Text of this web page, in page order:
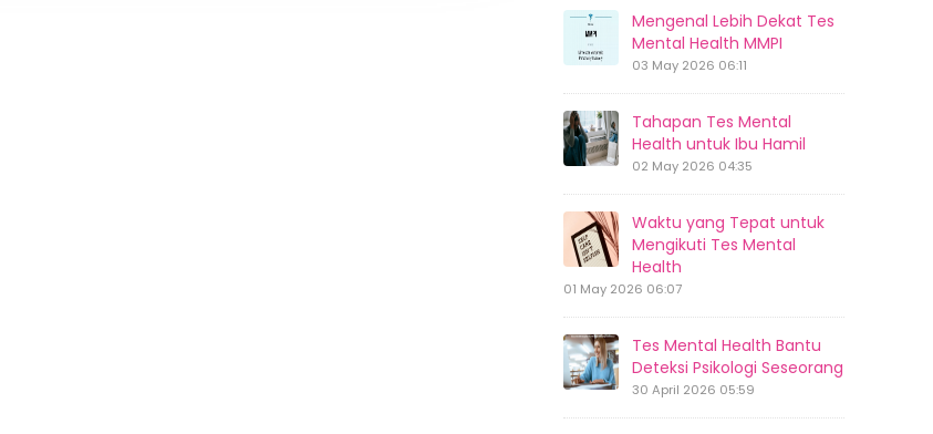
Mengenal Lebih Dekat Tes
Mental Health MMPI
03 May 2026 06:11
Tahapan Tes Mental
Health untuk Ibu Hamil
02 May 2026 04:35
Waktu yang Tepat untuk
Mengikuti Tes Mental
Health
01 May 2026 06:07
Tes Mental Health Bantu
Deteksi Psikologi Seseorang
30 April 2026 05:59